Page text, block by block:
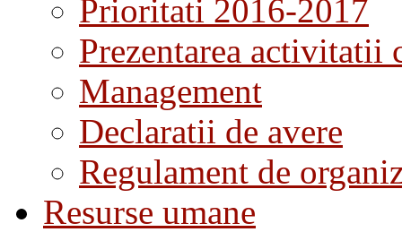
Prioritati 2016-2017
Prezentarea activitatii
Management
Declaratii de avere
Regulament de
Resurse umane